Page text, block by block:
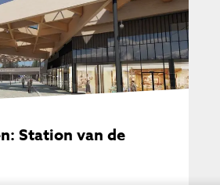
Station van de